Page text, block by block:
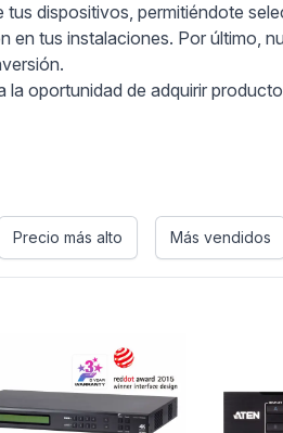
dispositivos, permitiéndote
tus instalaciones. Por último,
oportunidad de adquirir
Precio más alto Más vendidos